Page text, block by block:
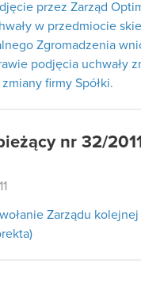
przez Zarząd
w przedmiocie
Zgromadzenia
podjęcia uchwały
firmy Spółki.
nr 32/
Zarządu